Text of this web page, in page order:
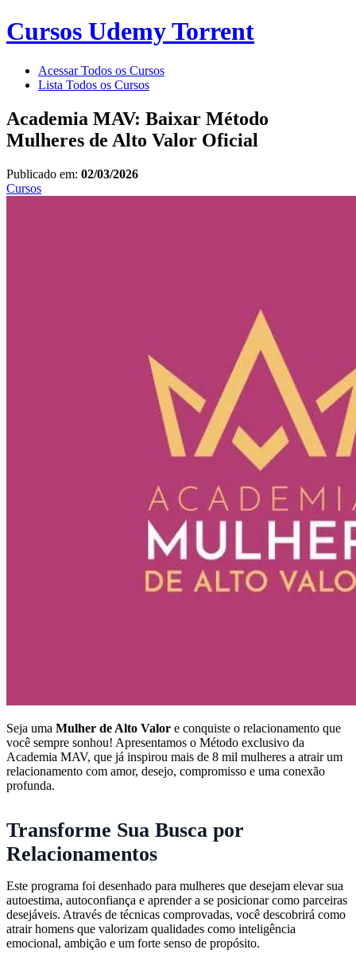
Cursos Udemy Torrent
Acessar Todos os Cursos
Lista Todos os Cursos
Academia MAV: Baixar Método
Mulheres de Alto Valor Oficial
Publicado em: 02/03/2026
Cursos
Seja uma Mulher de Alto Valor e conquiste o relacionamento que
você sempre sonhou! Apresentamos o Método exclusivo da
Academia MAV, que já inspirou mais de 8 mil mulheres a atrair um
relacionamento com amor, desejo, compromisso e uma conexão
profunda.
Transforme Sua Busca por
Relacionamentos
Este programa foi desenhado para mulheres que desejam elevar sua
autoestima, autoconfiança e aprender a se posicionar como parceiras
desejáveis. Através de técnicas comprovadas, você descobrirá como
atrair homens que valorizam qualidades como inteligência
emocional, ambição e um forte senso de propósito.